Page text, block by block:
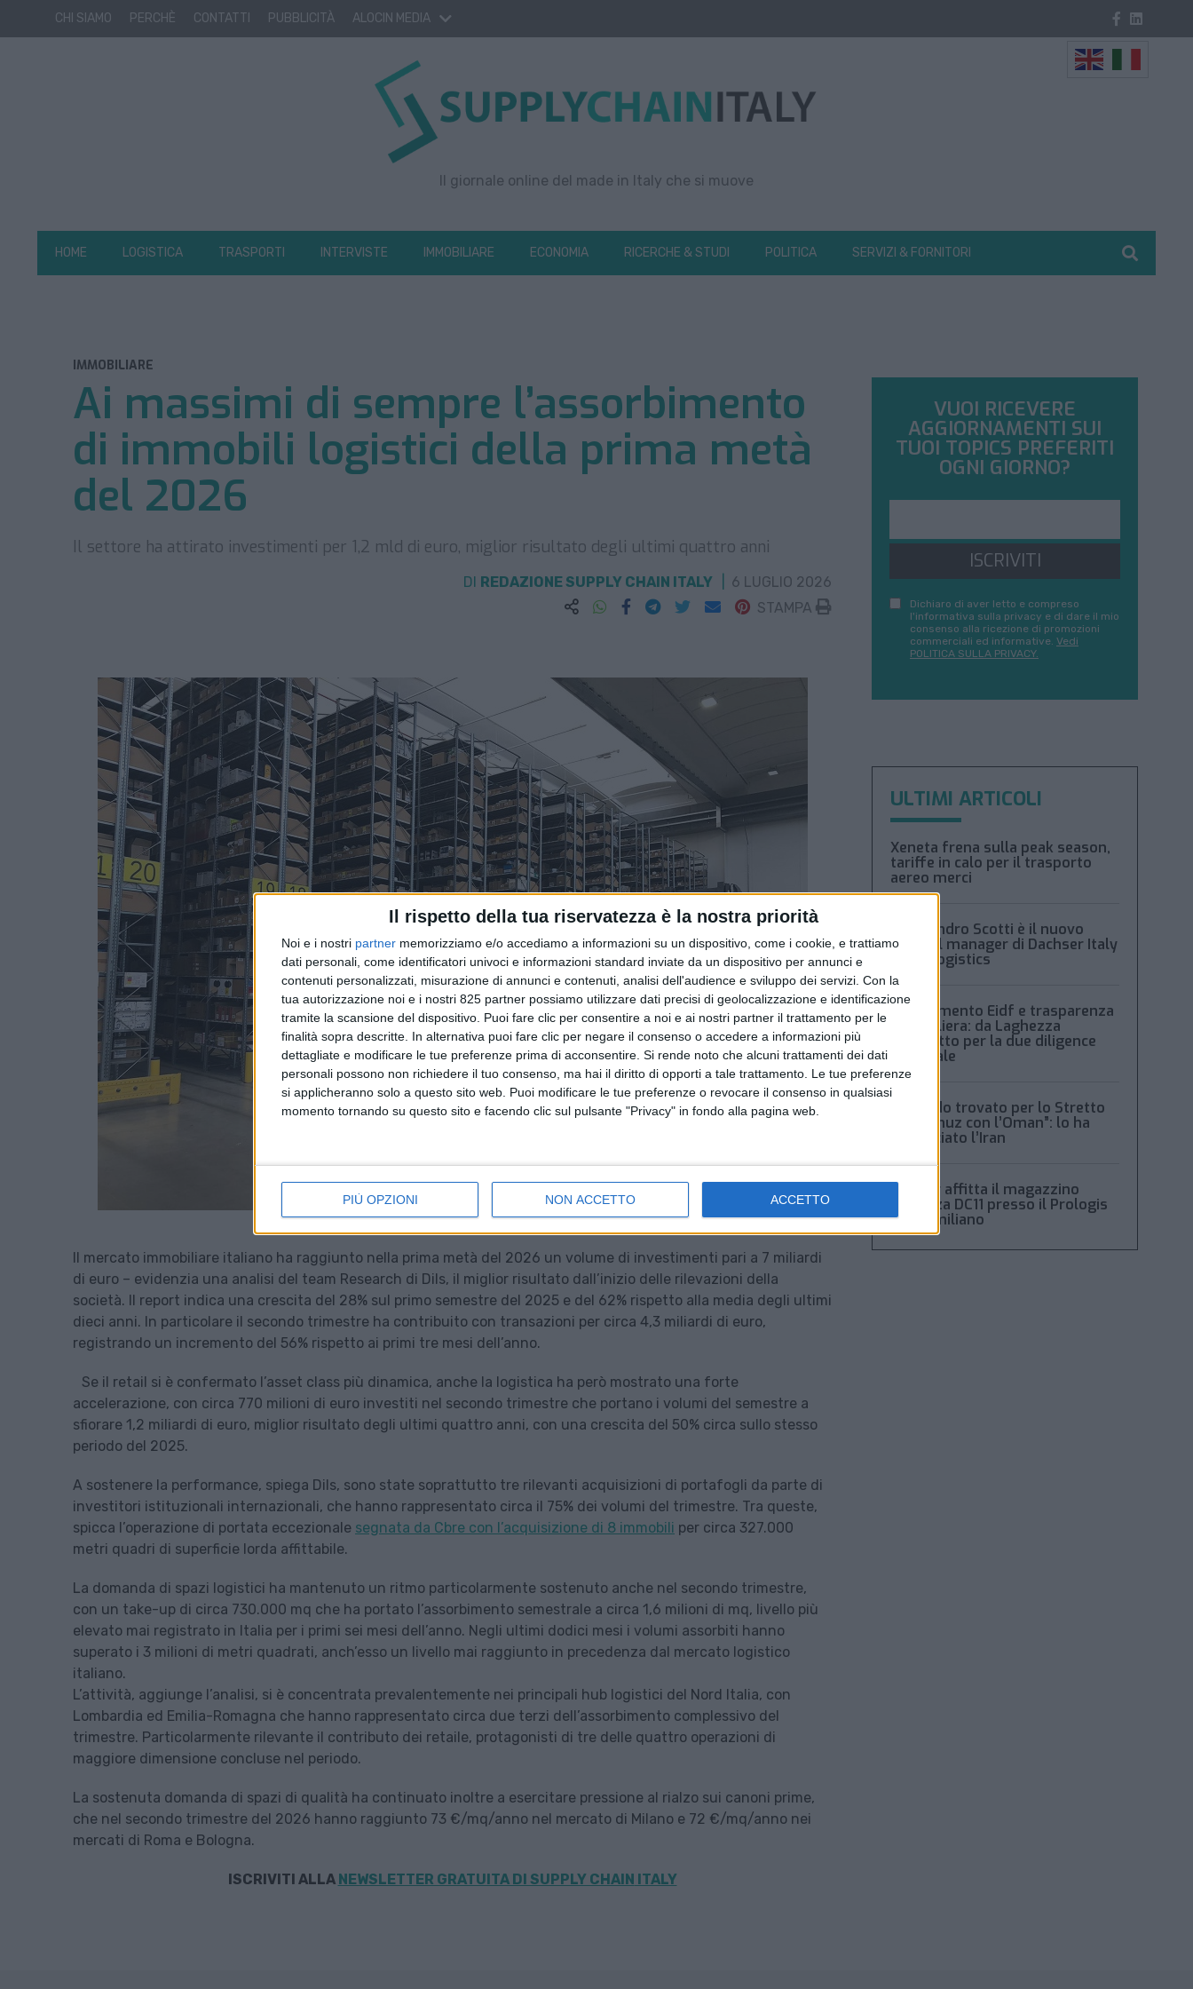
Il rispetto della tua riservatezza è la nostra priorità
Noi e i nostri partner memorizziamo e/o accediamo a informazioni su un dispositivo, come i cookie, e trattiamo
dati personali, come identificatori univoci e informazioni standard inviate da un dispositivo per annunci e
contenuti personalizzati, misurazione di annunci e contenuti, analisi dell'audience e sviluppo dei servizi. Con la
tua autorizzazione noi e i nostri 825 partner possiamo utilizzare dati precisi di geolocalizzazione e identificazione
tramite la scansione del dispositivo. Puoi fare clic per consentire a noi e ai nostri partner il trattamento per le
finalità sopra descritte. In alternativa puoi fare clic per negare il consenso o accedere a informazioni più
dettagliate e modificare le tue preferenze prima di acconsentire. Si rende noto che alcuni trattamenti dei dati
personali possono non richiedere il tuo consenso, ma hai il diritto di opporti a tale trattamento. Le tue preferenze
si applicheranno solo a questo sito web. Puoi modificare le tue preferenze o revocare il consenso in qualsiasi
momento tornando su questo sito e facendo clic sul pulsante "Privacy" in fondo alla pagina web.
PIÙ OPZIONI NON ACCETTO ACCETTO
CHI SIAMO PERCHÈ CONTATTI PUBBLICITÀ ALOCIN MEDIA
Il giornale online del made in Italy che si muove
HOME LOGISTICA TRASPORTI INTERVISTE IMMOBILIARE ECONOMIA RICERCHE & STUDI POLITICA SERVIZI & FORNITORI
IMMOBILIARE
Ai massimi di sempre l’assorbimento
di immobili logistici della prima metà
del 2026
Il settore ha attirato investimenti per 1,2 mld di euro, miglior risultato degli ultimi quattro anni
DI REDAZIONE SUPPLY CHAIN ITALY
6 LUGLIO 2026
STAMPA
Il mercato immobiliare italiano ha raggiunto nella prima metà del 2026 un volume di investimenti pari a 7 miliardi
di euro – evidenzia una analisi del team Research di Dils, il miglior risultato dall’inizio delle rilevazioni della
società. Il report indica una crescita del 28% sul primo semestre del 2025 e del 62% rispetto alla media degli ultimi
dieci anni. In particolare il secondo trimestre ha contribuito con transazioni per circa 4,3 miliardi di euro,
registrando un incremento del 56% rispetto ai primi tre mesi dell’anno.
Se il retail si è confermato l’asset class più dinamica, anche la logistica ha però mostrato una forte
accelerazione, con circa 770 milioni di euro investiti nel secondo trimestre che portano i volumi del semestre a
sfiorare 1,2 miliardi di euro, miglior risultato degli ultimi quattro anni, con una crescita del 50% circa sullo stesso
periodo del 2025.
A sostenere la performance, spiega Dils, sono state soprattutto tre rilevanti acquisizioni di portafogli da parte di
investitori istituzionali internazionali, che hanno rappresentato circa il 75% dei volumi del trimestre. Tra queste,
spicca l’operazione di portata eccezionale segnata da Cbre con l’acquisizione di 8 immobili per circa 327.000
metri quadri di superficie lorda affittabile.
La domanda di spazi logistici ha mantenuto un ritmo particolarmente sostenuto anche nel secondo trimestre,
con un take-up di circa 730.000 mq che ha portato l’assorbimento semestrale a circa 1,6 milioni di mq, livello più
elevato mai registrato in Italia per i primi sei mesi dell’anno. Negli ultimi dodici mesi i volumi assorbiti hanno
superato i 3 milioni di metri quadrati, anch’esso un livello mai raggiunto in precedenza dal mercato logistico
italiano.
L’attività, aggiunge l’analisi, si è concentrata prevalentemente nei principali hub logistici del Nord Italia, con
Lombardia ed Emilia-Romagna che hanno rappresentato circa due terzi dell’assorbimento complessivo del
trimestre. Particolarmente rilevante il contributo dei retaile, protagonisti di tre delle quattro operazioni di
maggiore dimensione concluse nel periodo.
La sostenuta domanda di spazi di qualità ha continuato inoltre a esercitare pressione al rialzo sui canoni prime,
che nel secondo trimestre del 2026 hanno raggiunto 73 €/mq/anno nel mercato di Milano e 72 €/mq/anno nei
mercati di Roma e Bologna.
ISCRIVITI ALLA NEWSLETTER GRATUITA DI SUPPLY CHAIN ITALY
VUOI RICEVERE
AGGIORNAMENTI SUI
TUOI TOPICS PREFERITI
OGNI GIORNO?
ISCRIVITI
Dichiaro di aver letto e compreso
l'informativa sulla privacy e di dare il mio
consenso alla ricezione di promozioni
commerciali ed informative. Vedi
POLITICA SULLA PRIVACY.
ULTIMI ARTICOLI
Xeneta frena sulla peak season,
tariffe in calo per il trasporto
aereo merci
Alessandro Scotti è il nuovo
general manager di Dachser Italy
Food Logistics
Regolamento Eidf e trasparenza
della filiera: da Laghezza
pacchetto per la due diligence
aziendale
“Accordo trovato per lo Stretto
di Hormuz con l’Oman”: lo ha
annunciato l’Iran
Condor affitta il magazzino
Piacenza DC11 presso il Prologis
Park emiliano